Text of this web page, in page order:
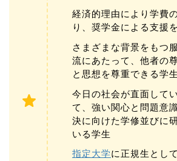
経済的理由により学費
り、奨学金による支援
さまざまな背景をもつ
流にあたって、他者の
と思想を尊重できる学生
今日の社会が直面して
て、強い関心と問題意
決に向けた学修並びに
いる学生
指定大学に正規生とし